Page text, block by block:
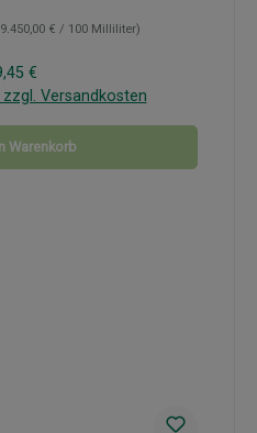
€ / 100 Milliliter)
Preis:
€
zzgl. Versandkosten
Warenkorb